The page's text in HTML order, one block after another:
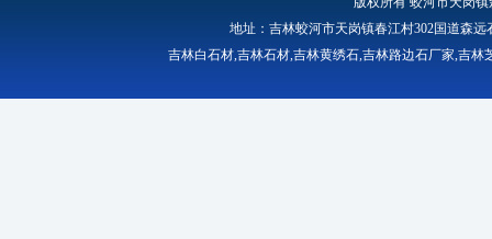
地址：吉林蛟河市天岗镇春江村302国道森远
吉林白石材,吉林石材,吉林黄绣石,吉林路边石厂家,吉林